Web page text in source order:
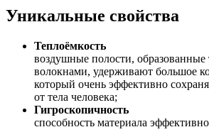
Уникальные свойства
Теплоёмкость
воздушные полости,
волокнами, удерживают большое
который очень эффективно
от тела человека;
Гигроскопичность
способность материала